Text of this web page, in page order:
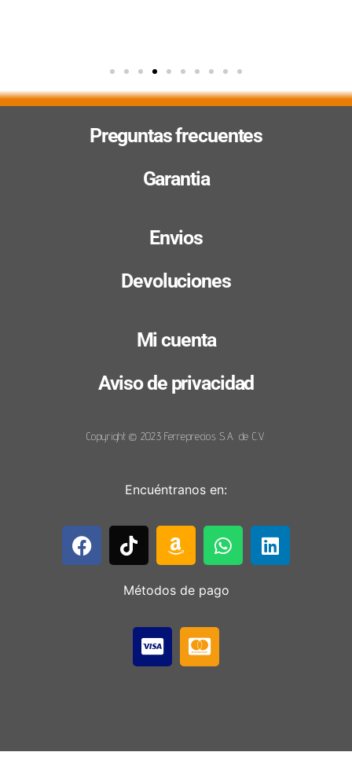
Preguntas frecuentes
Garantia
Envios
Devoluciones
Mi cuenta
Aviso de privacidad
Copyright © 2023 Ferreprecios S.A. de C.V.
Encuéntranos en:
Métodos de pago